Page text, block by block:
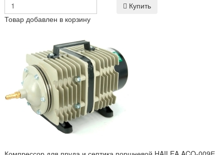
Купить
Товар добавлен в корзину